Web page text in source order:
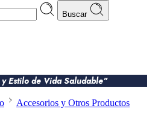
Buscar
Estilo de Vida Saludable"
Accesorios y Otros Productos